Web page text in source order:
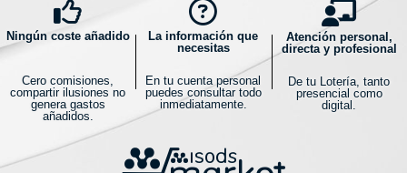
Ningún coste añadido
Cero comisiones,
compartir ilusiones no
genera gastos
añadidos.
La información que
necesitas
En tu cuenta personal
puedes consultar todo
inmediatamente.
Atención personal,
directa y profesional
De tu Lotería, tanto
presencial como
digital.